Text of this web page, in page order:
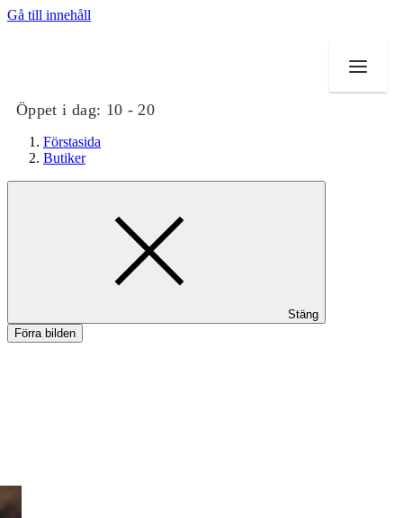
Gå till innehåll
Öppet i dag: 10 - 20
Mat och dryck
Erbjudanden
Förstasida
Butiker
Stäng
Förra bilden